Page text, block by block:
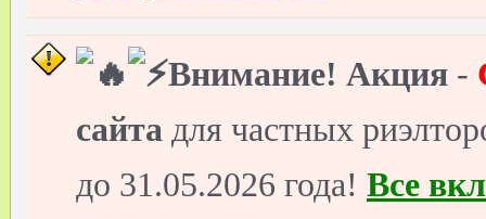
Внимание! Акция -
сайта для частных
до 31.05.2026 года! Все